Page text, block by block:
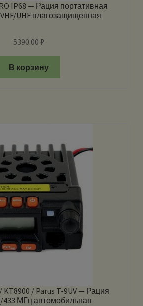
IP68 — Рация портативная
UHF влагозащищенная
5390.00₽
В корзину
KT8900 / Parus T-9UV — Рация
433 МГц автомобильная